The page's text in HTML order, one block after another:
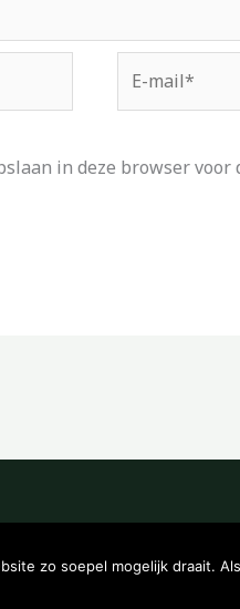
mail*
in deze browser
zo soepel mogelijk draait.